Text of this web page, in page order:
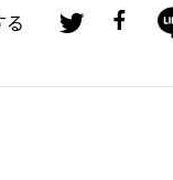
る